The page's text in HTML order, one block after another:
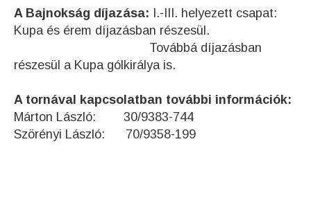
A Bajnokság díjazása: I.-III. helyezett csapat:
Kupa és érem díjazásban részesül.
Továbbá díjazásban
részesül a Kupa gólkirálya is.
A tornával kapcsolatban további információk:
Márton László: 30/9383-744
Szörényi László: 70/9358-199